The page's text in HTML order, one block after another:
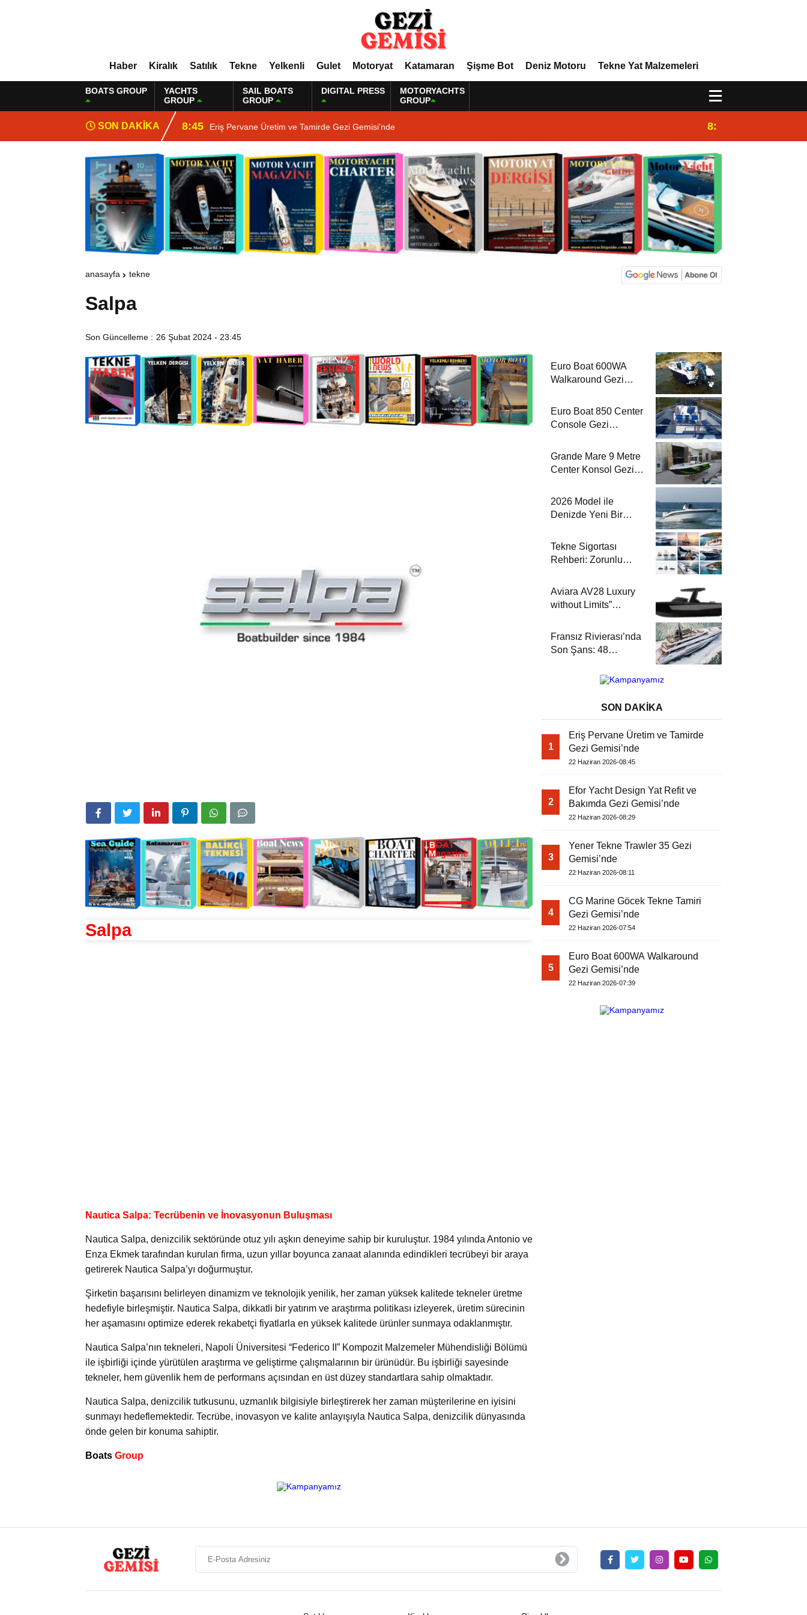
Haber Kiralık Satılık Tekne Yelkenli Gulet Motoryat Katamaran Şişme Bot Deniz Motoru Tekne Yat Malzemeleri
BOATS GROUP
YACHTS
GROUP
SAIL BOATS
GROUP
DIGITAL PRESS
MOTORYACHTS
GROUP
SON DAKİKA 8:45 Eriş Pervane Üretim ve Tamirde Gezi Gemisi’nde 8:29
anasayfa tekne
Salpa
Son Güncelleme : 26 Şubat 2024 - 23:45
Salpa
Nautica Salpa: Tecrübenin ve İnovasyonun Buluşması
Nautica Salpa, denizcilik sektöründe otuz yılı aşkın deneyime sahip bir kuruluştur. 1984 yılında Antonio ve
Enza Ekmek tarafından kurulan firma, uzun yıllar boyunca zanaat alanında edindikleri tecrübeyi bir araya
getirerek Nautica Salpa’yı doğurmuştur.
Şirketin başarısını belirleyen dinamizm ve teknolojik yenilik, her zaman yüksek kalitede tekneler üretme
hedefiyle birleşmiştir. Nautica Salpa, dikkatli bir yatırım ve araştırma politikası izleyerek, üretim sürecinin
her aşamasını optimize ederek rekabetçi fiyatlarla en yüksek kalitede ürünler sunmaya odaklanmıştır.
Nautica Salpa’nın tekneleri, Napoli Üniversitesi “Federico II” Kompozit Malzemeler Mühendisliği Bölümü
ile işbirliği içinde yürütülen araştırma ve geliştirme çalışmalarının bir ürünüdür. Bu işbirliği sayesinde
tekneler, hem güvenlik hem de performans açısından en üst düzey standartlara sahip olmaktadır.
Nautica Salpa, denizcilik tutkusunu, uzmanlık bilgisiyle birleştirerek her zaman müşterilerine en iyisini
sunmayı hedeflemektedir. Tecrübe, inovasyon ve kalite anlayışıyla Nautica Salpa, denizcilik dünyasında
önde gelen bir konuma sahiptir.
Boats Group
Euro Boat 600WA
Walkaround Gezi
Euro Boat 850 Center
Console Gezi
Grande Mare 9 Metre
Center Konsol Gezi
2026 Model ile
Denizde Yeni Bir
Tekne Sigortası
Rehberi: Zorunlu
ve Güvenli Seyir
Aviara AV28 Luxury
without Limits”
Yeni Bir Dönem
Fransız Rivierası’nda
Son Şans: 48
Mükemmel Bir Yat
SON DAKİKA
1
Eriş Pervane Üretim ve Tamirde
Gezi Gemisi’nde
22 Haziran 2026-08:45
2
Efor Yacht Design Yat Refit ve
Bakımda Gezi Gemisi’nde
22 Haziran 2026-08:29
3
Yener Tekne Trawler 35 Gezi
Gemisi’nde
22 Haziran 2026-08:11
4
CG Marine Göcek Tekne Tamiri
Gezi Gemisi’nde
22 Haziran 2026-07:54
5
Euro Boat 600WA Walkaround
Gezi Gemisi’nde
22 Haziran 2026-07:39